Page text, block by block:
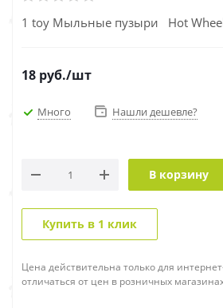
1 toy Мыльные пузыри Hot
18 руб./шт
Много Нашли дешевле?
В корзину
Купить в 1 клик
Цена действительна только для
отличаться от цен в розничных